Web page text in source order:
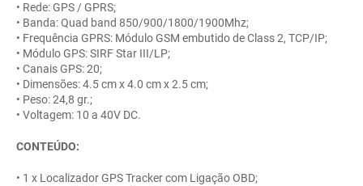
• Rede: GPS / GPRS;
• Banda: Quad band 850/900/1800/1900Mhz;
• Frequência GPRS: Módulo GSM embutido de Class 2, TCP/IP;
• Módulo GPS: SIRF Star III/LP;
• Canais GPS: 20;
• Dimensões: 4.5 cm x 4.0 cm x 2.5 cm;
• Peso: 24,8 gr.;
• Voltagem: 10 a 40V DC.
CONTEÚDO:
• 1 x Localizador GPS Tracker com Ligação OBD;